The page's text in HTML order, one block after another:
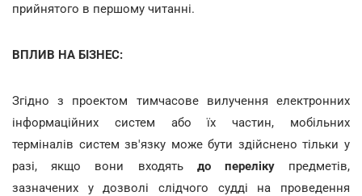
прийнятого в першому читанні.
ВПЛИВ НА БІЗНЕС:
Згідно з проектом тимчасове вилучення електронних
інформаційних систем або їх частин, мобільних
терміналів систем зв'язку може бути здійснено тільки у
разі, якщо вони входять до перелікупредметів,
зазначених у дозволі слідчого судді на проведення